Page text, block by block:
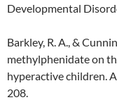
Developmental
Barkley, R. A., &
methylphenidate on
hyperactive children.
208.